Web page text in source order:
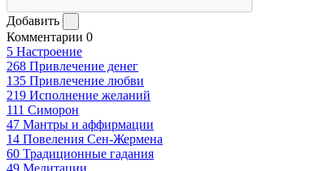
Добавить
Комментарии 0
5 Настроение
268 Привлечение денег
135 Привлечение любви
219 Исполнение желаний
111 Симорон
47 Мантры и аффирмации
14 Повеления Сен-Жермена
60 Традиционные гадания
49 Медитации